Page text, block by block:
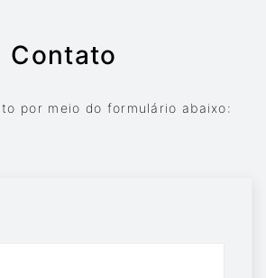
Contato
por meio do formulário abaixo: